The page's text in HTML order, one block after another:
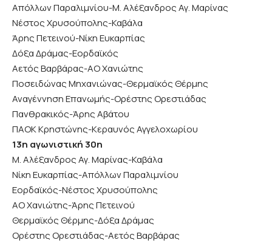
Απόλλων Παραλιμνίου-Μ. Αλέξανδρος Αγ. Μαρίνας
Νέστος Χρυσούπολης-Καβάλα
Άρης Πετεινού-Νίκη Ευκαρπίας
Δόξα Δράμας-Εορδαϊκός
Αετός Βαρβάρας-ΑΟ Χανιώτης
Ποσειδώνας Μηχανιώνας-Θερμαϊκός Θέρμης
Αναγέννηση Επανωμής-Ορέστης Ορεστιάδας
Πανθρακικός-Άρης Αβάτου
ΠΑΟΚ Κρηστώνης-Κεραυνός Αγγελοχωρίου
13η αγωνιστική 30η
Μ. Αλέξανδρος Αγ. Μαρίνας-Καβάλα
Νίκη Ευκαρπίας-Απόλλων Παραλιμνίου
Εορδαϊκός-Νέστος Χρυσούπολης
ΑΟ Χανιώτης-Άρης Πετεινού
Θερμαϊκός Θέρμης-Δόξα Δράμας
Ορέστης Ορεστιάδας-Αετός Βαρβάρας